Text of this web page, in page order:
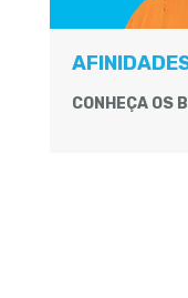
CONHEÇA OS